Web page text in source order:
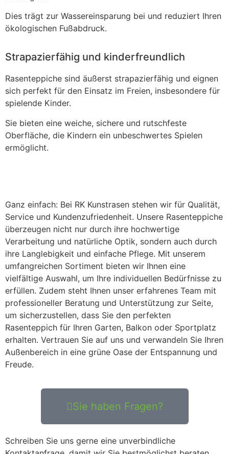
Dies trägt zur Wassereinsparung bei und reduziert Ihren
ökologischen Fußabdruck.
Strapazierfähig und kinderfreundlich
Rasenteppiche sind äußerst strapazierfähig und eignen
sich perfekt für den Einsatz im Freien, insbesondere für
spielende Kinder.
Sie bieten eine weiche, sichere und rutschfeste
Oberfläche, die Kindern ein unbeschwertes Spielen
ermöglicht.
Ganz einfach: Bei RK Kunstrasen stehen wir für Qualität,
Service und Kundenzufriedenheit. Unsere Rasenteppiche
überzeugen nicht nur durch ihre hochwertige
Verarbeitung und natürliche Optik, sondern auch durch
ihre Langlebigkeit und einfache Pflege. Mit unserem
umfangreichen Sortiment bieten wir Ihnen eine
vielfältige Auswahl, um Ihre individuellen Bedürfnisse zu
erfüllen. Zudem steht Ihnen unser erfahrenes Team mit
professioneller Beratung und Unterstützung zur Seite,
um sicherzustellen, dass Sie den perfekten
Rasenteppich für Ihren Garten, Balkon oder Sportplatz
erhalten. Vertrauen Sie auf uns und verwandeln Sie Ihren
Außenbereich in eine grüne Oase der Entspannung und
Freude.
Sie haben Fragen?
Schreiben Sie uns gerne eine unverbindliche